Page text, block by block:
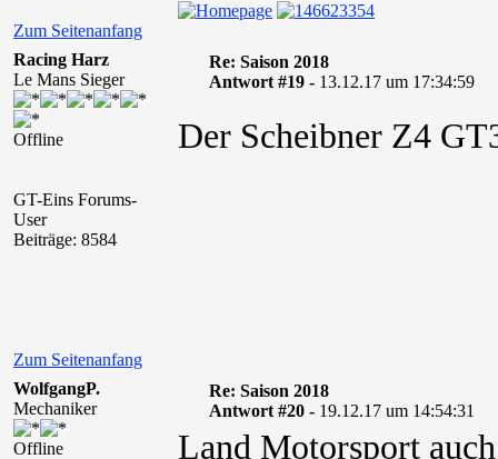
Zum Seitenanfang
Racing Harz
Le Mans Sieger
Offline
GT-Eins Forums-
User
Beiträge: 8584
Re: Saison 2018
Antwort #19 - 13.12.17 um 17:34:59
Der Scheibner Z4
Zum Seitenanfang
WolfgangP.
Mechaniker
Offline
Re: Saison 2018
Antwort #20 - 19.12.17 um 14:54:31
Land Motorsport